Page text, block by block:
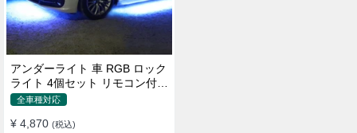
アンダーライト 車 RGB ロック
ライト 4個セット リモコン付き
ボタンスイッチ付き 多機能 車
水 おしゃれ
全車種対応
¥ 4,870 (税込)